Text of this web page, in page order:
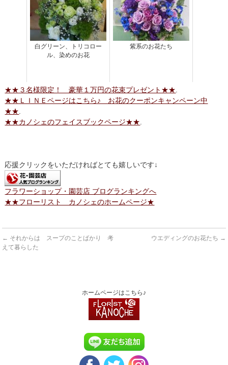
白グリーン、トリコロー
ル、染めのお花
紫系のお花たち
★★３名様限定！ 豪華１万円の花束プレゼント★★
★★ＬＩＮＥページはこちら♪ お花のクーポンキャンペーン中
★★
★★カノシェのフェイスブックページ★★
応援クリックをいただければとても嬉しいです↓
フラワーショップ・園芸店 ブログランキングへ
★★フローリスト カノシェのホームページ★
← それからは スープのことばかり 考
えて暮らした
ウエディングのお花たち →
ホームページはこちら♪